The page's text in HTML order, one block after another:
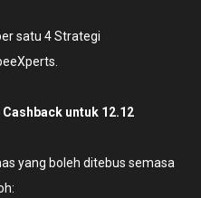
satu 4 Strategi
untuk 12.12
yang boleh ditebus semasa